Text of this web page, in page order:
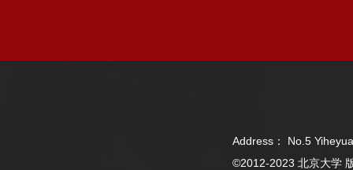
Address： No.5
©2012-2023 北京大学